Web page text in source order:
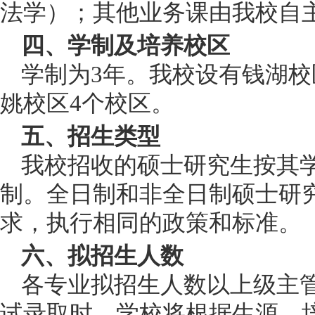
法学）；其他业务课由我校自
四、学制及培养校区
学制为3年。 我校设有钱湖
姚校区4个校区。
五、招生类型
我校招收的硕士研究生按其
制。全日制和非全日制硕士研
求，执行相同的政策和标准。
六、拟招生人数
各专业拟招生人数以上级主